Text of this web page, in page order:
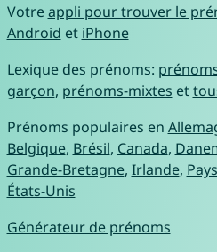
Votreappli pour trouver le
Android et iPhone
Lexique des prénoms:
garçon, prénoms-mixtes et
Prénoms populaires en
Belgique, Brésil, Canada,
Grande-Bretagne, Irlande,
États-Unis
Générateur de prénoms